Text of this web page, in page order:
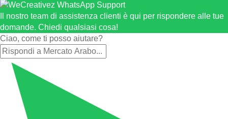
Il nostro team di assistenza clienti è qui per rispondere alle tue
domande. Chiedi qualsiasi cosa!
Ciao, come ti posso aiutare?